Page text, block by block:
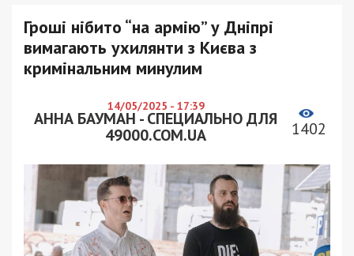
Гроші нібито “на армію” у Дніпрі
вимагають ухилянти з Києва з
кримінальним минулим
14/05/2025 - 17:39
АННА БАУМАН - СПЕЦИАЛЬНО ДЛЯ
49000.COM.UA
1402